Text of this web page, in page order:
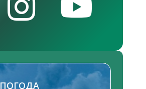
ПОГОДА